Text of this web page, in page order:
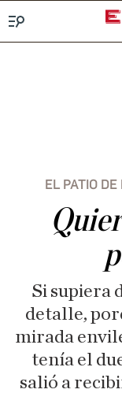
EL PATIO DE
Si supiera
detalle,
mirada
tenía el
salió a